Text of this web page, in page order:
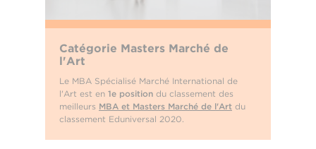
Catégorie Masters Marché de
l'Art
Le MBA Spécialisé Marché International de
l'Art est en 1e position du classement des
meilleurs MBA et Masters Marché de l'Art du
classement Eduniversal 2020.